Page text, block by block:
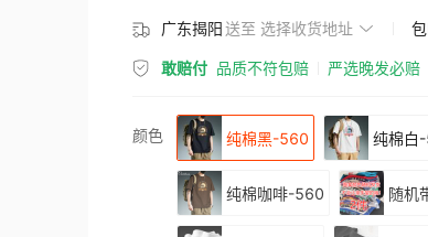
广东揭阳送至 选择收货地址
敢赔付 品质不符包赔 严选晚发必赔
颜色 纯棉黑-560 纯棉白
纯棉咖啡-560 随机